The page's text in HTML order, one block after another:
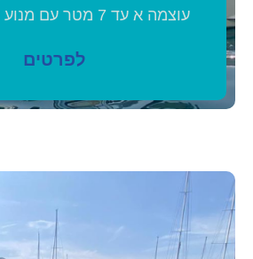
עוצמה א עד 7 מטר עם מנוע עד 150 כ״ס
לפרטים